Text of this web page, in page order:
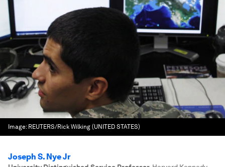
Image: REUTERS/Rick Wilking (UNITED STATES)
Joseph S. Nye Jr